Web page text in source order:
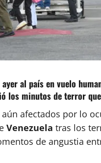
al país en vuelo
los minutos de terror
afectados por lo
Venezuela tras los
de angustia